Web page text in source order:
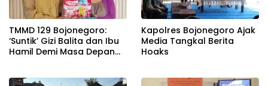
TMMD 129 Bojonegoro:
‘Suntik’ Gizi Balita dan Ibu
Hamil Demi Masa Depan
Kapolres Bojonegoro Ajak
Media Tangkal Berita
Hoaks